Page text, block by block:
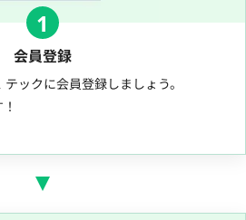
1
会員登録
ックに会員登録しましょう。